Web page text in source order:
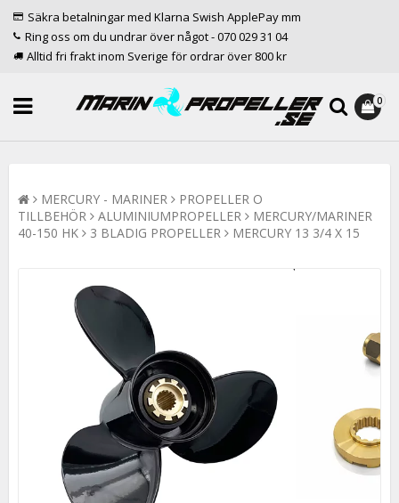
Säkra betalningar med Klarna Swish ApplePay mm
Ring oss om du undrar över något - 070 029 31 04
Alltid fri frakt inom Sverige för ordrar över 800 kr
0
MERCURY - MARINER
PROPELLER O
TILLBEHÖR
ALUMINIUMPROPELLER
MERCURY/MARINER
40-150 HK
3 BLADIG PROPELLER MERCURY 13 3/4 X 15